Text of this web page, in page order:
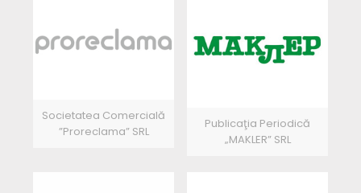
Societatea Comercială
”Proreclama” SRL
Publicaţia Periodică
„MAKLER” SRL